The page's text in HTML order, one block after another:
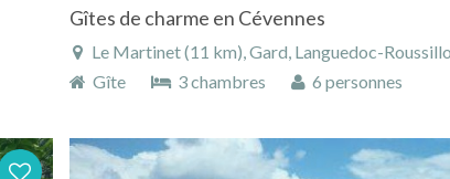
Gîtes de charme en Cévennes
Le Martinet (11 km), Gard, Languedoc-
Gîte
3 chambres 6 personnes